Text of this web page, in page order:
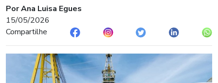
Por Ana Luisa Egues
15/05/2026
Compartilhe